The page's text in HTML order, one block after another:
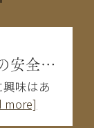
インプラントの安全性は大丈夫？失敗を防ぐために知るべきこと
興味はあ
more]